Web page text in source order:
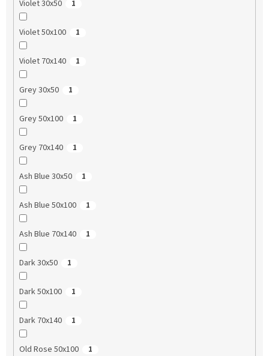
Violet 30x50 1
Violet 50x100 1
Violet 70x140 1
Grey 30x50 1
Grey 50x100 1
Grey 70x140 1
Ash Blue 30x50 1
Ash Blue 50x100 1
Ash Blue 70x140 1
Dark 30x50 1
Dark 50x100 1
Dark 70x140 1
Old Rose 50x100 1